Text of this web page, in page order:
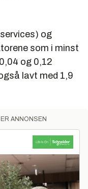
og
som i minst
og 0,12
lavt med 1,9
ANNONSEN